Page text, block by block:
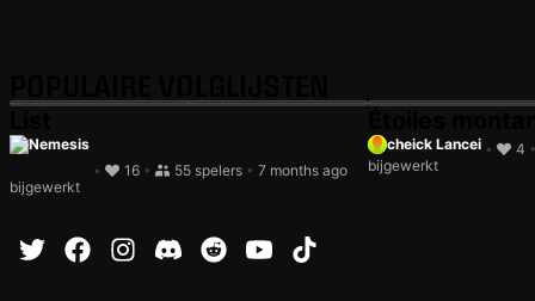
Nemesis
•
16 • 55 spelers • 7 months ago
bijgewerkt
cheick Lancei • 4
bijgewerkt